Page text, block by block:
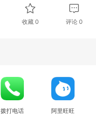
收藏 0 评论 0
拨打电话 阿里旺旺